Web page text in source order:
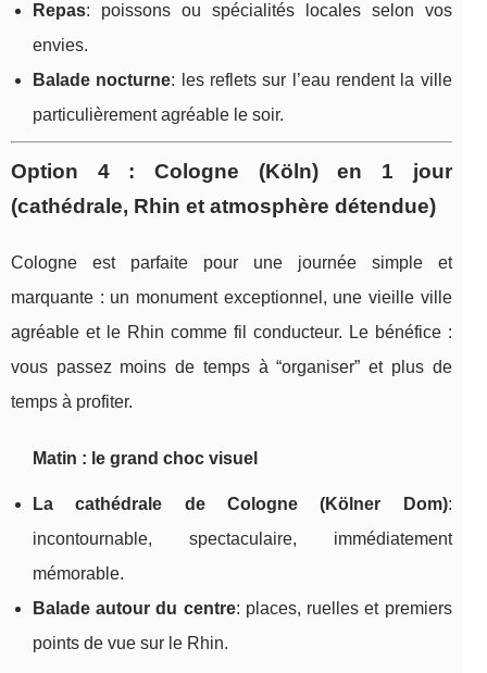
Repas: poissons ou spécialités locales selon vos
envies.
Balade nocturne: les reflets sur l’eau rendent la ville
particulièrement agréable le soir.
Option 4 : Cologne (Köln) en 1 jour
(cathédrale, Rhin et atmosphère détendue)
Cologne est parfaite pour une journée simple et
marquante : un monument exceptionnel, une vieille ville
agréable et le Rhin comme fil conducteur. Le bénéfice :
vous passez moins de temps à “organiser” et plus de
temps à profiter.
Matin : le grand choc visuel
La cathédrale de Cologne (Kölner Dom):
incontournable, spectaculaire, immédiatement
mémorable.
Balade autour du centre: places, ruelles et premiers
points de vue sur le Rhin.